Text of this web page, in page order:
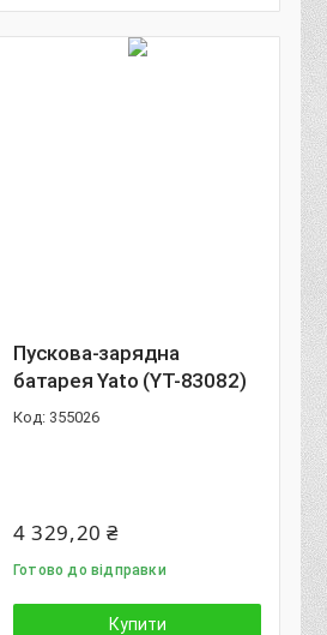
Пускова-зарядна
батарея Yato (YT-83082)
355026
4 329,20 ₴
Готово до відправки
Купити